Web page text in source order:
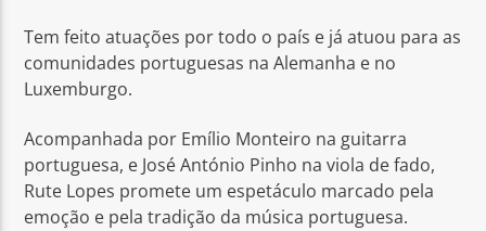
Tem feito atuações por todo o país e já atuou para as
comunidades portuguesas na Alemanha e no
Luxemburgo.
Acompanhada por Emílio Monteiro na guitarra
portuguesa, e José António Pinho na viola de fado,
Rute Lopes promete um espetáculo marcado pela
emoção e pela tradição da música portuguesa.